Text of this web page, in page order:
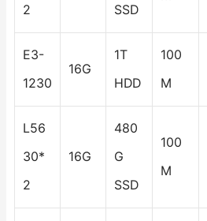
2
SSD
E3-
1230
16G
1T
HDD
100
M
L56
30*
2
16G
480
G
SSD
100
M